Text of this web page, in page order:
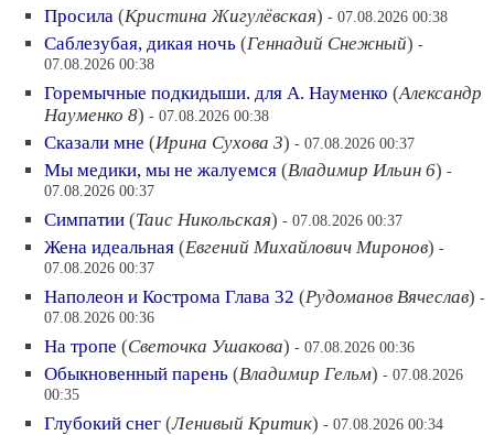
Просила (Кристина Жигулёвская) - 07.08.2026 00:38
Саблезубая, дикая ночь (Геннадий Снежный) -
07.08.2026 00:38
Горемычные подкидыши. для А. Науменко (Александр
Науменко 8) - 07.08.2026 00:38
Сказали мне (Ирина Сухова 3) - 07.08.2026 00:37
Мы медики, мы не жалуемся (Владимир Ильин 6) -
07.08.2026 00:37
Симпатии (Таис Никольская) - 07.08.2026 00:37
Жена идеальная (Евгений Михайлович Миронов) -
07.08.2026 00:37
Наполеон и Кострома Глава 32 (Рудоманов Вячеслав) -
07.08.2026 00:36
На тропе (Светочка Ушакова) - 07.08.2026 00:36
Обыкновенный парень (Владимир Гельм) - 07.08.2026
00:35
Глубокий снег (Ленивый Критик) - 07.08.2026 00:34